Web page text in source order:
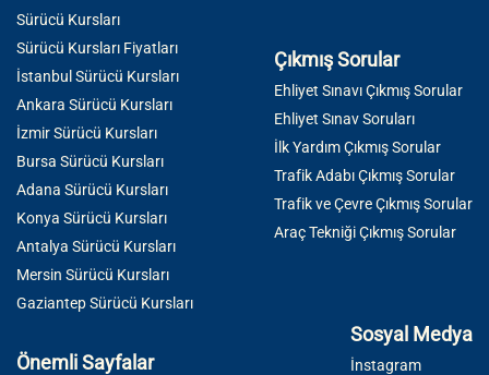
Sürücü Kursları
Sürücü Kursları Fiyatları
İstanbul Sürücü Kursları
Ankara Sürücü Kursları
İzmir Sürücü Kursları
Bursa Sürücü Kursları
Adana Sürücü Kursları
Konya Sürücü Kursları
Antalya Sürücü Kursları
Mersin Sürücü Kursları
Gaziantep Sürücü Kursları
Çıkmış Sorular
Ehliyet Sınavı Çıkmış Sorular
Ehliyet Sınav Soruları
İlk Yardım Çıkmış Sorular
Trafik Adabı Çıkmış Sorular
Trafik ve Çevre Çıkmış Sorular
Araç Tekniği Çıkmış Sorular
Önemli Sayfalar
Sosyal Medya
İnstagram